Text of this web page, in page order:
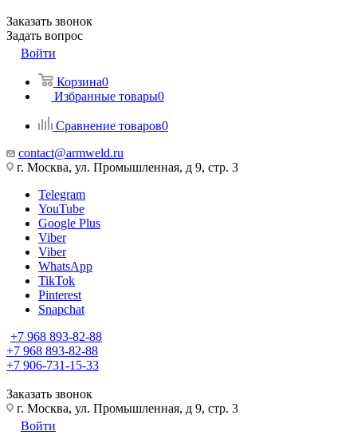
Заказать звонок
Задать вопрос
Войти
Корзина0
Избранные товары0
Сравнение товаров0
contact@armweld.ru
г. Москва, ул. Промышленная, д 9, стр. 3
Telegram
YouTube
Google Plus
Viber
Viber
WhatsApp
TikTok
Pinterest
Snapchat
+7 968 893-82-88
+7 968 893-82-88
+7 906-731-15-33
Заказать звонок
г. Москва, ул. Промышленная, д 9, стр. 3
Войти